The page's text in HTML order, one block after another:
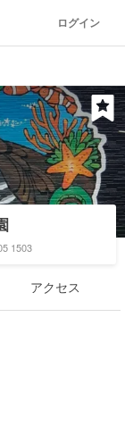
ログイン
1503
アクセス